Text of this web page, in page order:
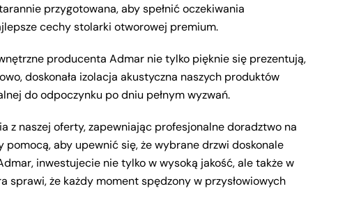
przygotowana, aby spełnić oczekiwania
cechy stolarki otworowej premium.
producenta Admar nie tylko pięknie się prezentują,
doskonała izolacja akustyczna naszych produktów
do odpoczynku po dniu pełnym wyzwań.
z naszej oferty, zapewniając profesjonalne doradztwo na
pomocą, aby upewnić się, że wybrane drzwi doskonale
inwestujecie nie tylko w wysoką jakość, ale także w
że każdy moment spędzony w przysłowiowych